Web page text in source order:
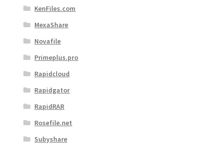
KenFiles.com
MexaShare
Novafile
Primeplus.pro
Rapidcloud
Rapidgator
RapidRAR
Rosefile.net
Subyshare